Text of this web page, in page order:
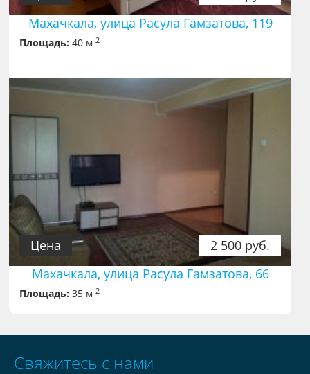
Махачкала, улица Расула Гамзатова, 119
Площадь: 40 м2
2 500 руб.
Цена
Махачкала, улица Расула Гамзатова, 66
Площадь: 35 м2
Свяжитесь с нами